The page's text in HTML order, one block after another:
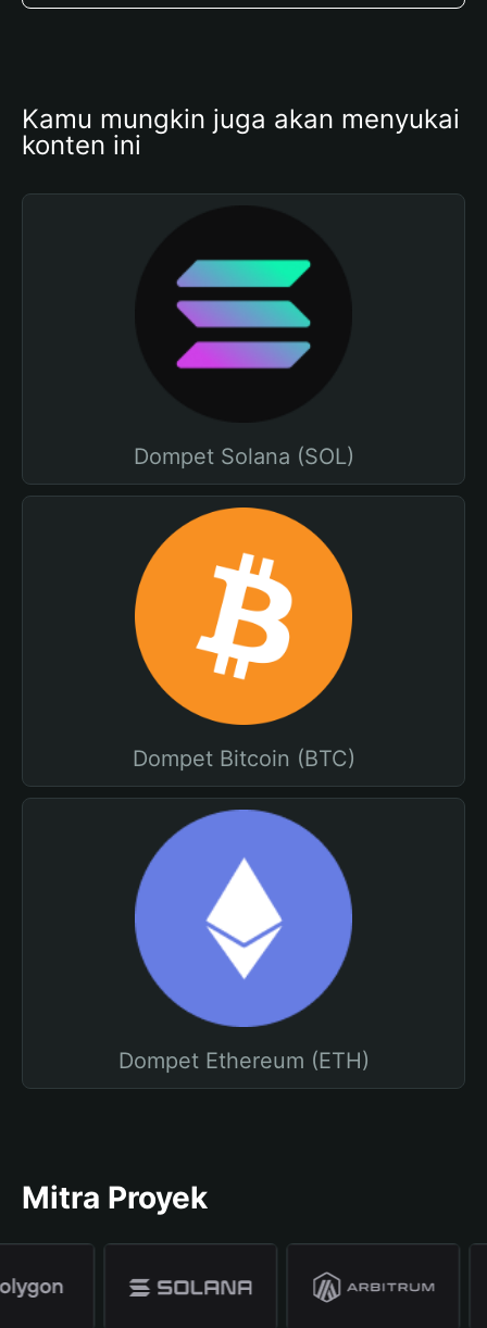
Kamu mungkin juga akan menyukai
konten ini
Dompet Solana (SOL)
Dompet Bitcoin (BTC)
Dompet Ethereum (ETH)
Mitra Proyek